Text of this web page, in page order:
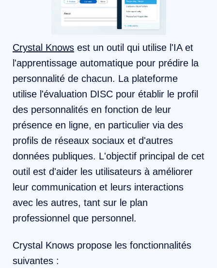
Crystal Knows est un outil qui utilise l'IA et
l'apprentissage automatique pour prédire la
personnalité de chacun. La plateforme
utilise l'évaluation DISC pour établir le profil
des personnalités en fonction de leur
présence en ligne, en particulier via des
profils de réseaux sociaux et d'autres
données publiques. L'objectif principal de cet
outil est d'aider les utilisateurs à améliorer
leur communication et leurs interactions
avec les autres, tant sur le plan
professionnel que personnel.
Crystal Knows propose les fonctionnalités
suivantes :